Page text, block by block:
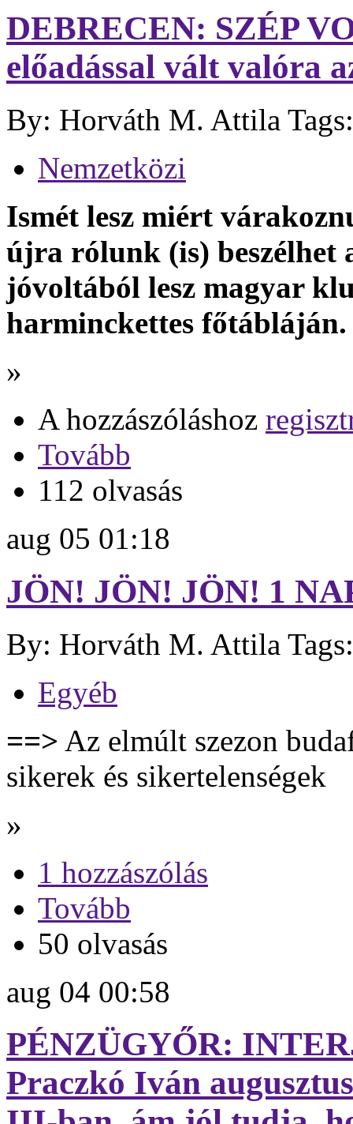
DEBRECEN: SZÉP
előadással vált valóra
By: Horváth M. Attila Tags:
Nemzetközi
Ismét lesz miért
újra rólunk (is) beszélhet
jóvoltából lesz magyar
harminckettes főtábláján.
»
A hozzászóláshoz
Tovább
112 olvasás
aug 05 01:18
JÖN! JÖN! JÖN! 1
By: Horváth M. Attila Tags:
Egyéb
==> Az elmúlt szezon
sikerek és sikertelenségek
»
1 hozzászólás
Tovább
50 olvasás
aug 04 00:58
PÉNZÜGYŐR:
Praczkó Iván